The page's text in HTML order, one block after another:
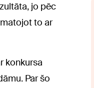
jo pēc
to ar
konkursa
Par šo